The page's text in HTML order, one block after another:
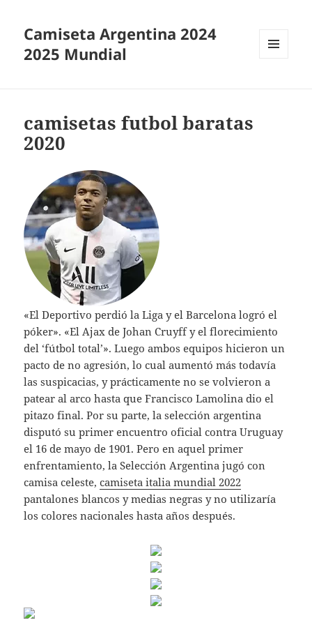
Camiseta Argentina 2024
2025 Mundial
camisetas futbol baratas
2020
«El Deportivo perdió la Liga y el Barcelona logró el
póker». «El Ajax de Johan Cruyff y el florecimiento
del ‘fútbol total’». Luego ambos equipos hicieron un
pacto de no agresión, lo cual aumentó más todavía
las suspicacias, y prácticamente no se volvieron a
patear al arco hasta que Francisco Lamolina dio el
pitazo final. Por su parte, la selección argentina
disputó su primer encuentro oficial contra Uruguay
el 16 de mayo de 1901. Pero en aquel primer
enfrentamiento, la Selección Argentina jugó con
camisa celeste,camiseta italia mundial 2022
pantalones blancos y medias negras y no utilizaría
los colores nacionales hasta años después.